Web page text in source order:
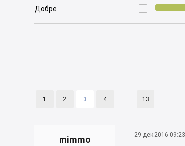

Добре
1 2 3 4 . . . 13
mimmo 29 дек 2016 09:23